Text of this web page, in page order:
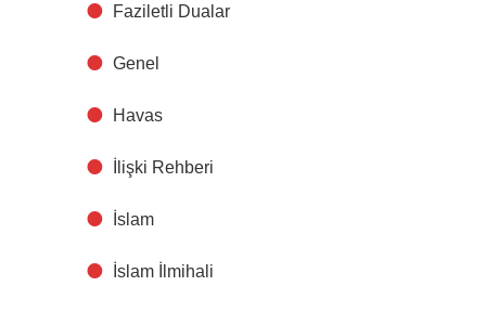
Faziletli Dualar
Genel
Havas
İlişki Rehberi
İslam
İslam İlmihali